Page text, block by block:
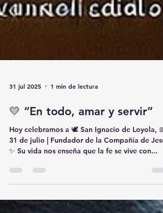
31 jul 2025 1 min de lectura
💛 “En todo, amar y servir”
Hoy celebramos a 🕊️ San Ignacio de Loyola, 📅
✨ Su vida nos enseña que la fe se vive con...